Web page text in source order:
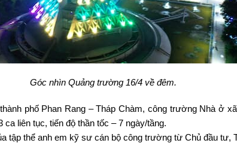
Góc nhìn Quảng trường 16/4 về đêm.
phố Phan Rang – Tháp Chàm, công trường Nhà ở
liên tục, tiến độ thần tốc – 7 ngày/tầng.
tập thể anh em kỹ sư cán bộ công trường từ Chủ đầu tư,